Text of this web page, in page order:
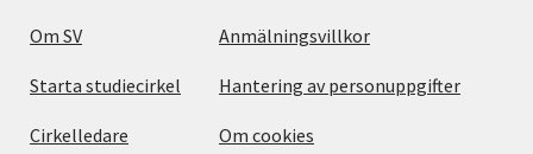
Om SV
Starta studiecirkel
Cirkelledare
Anmälningsvillkor
Hantering av personuppgifter
Om cookies